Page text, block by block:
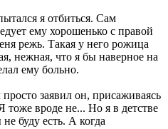
я отбиться. Сам
ему хорошенько с правой
режь. Такая у него рожица
нежная, что я бы наверное на
ему больно.
заявил он, присаживаясь
тоже вроде не... Но я в детстве
буду есть. А когда